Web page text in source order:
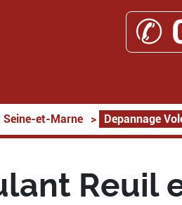
✆
Seine-et-Marne > Depannage
Reuil